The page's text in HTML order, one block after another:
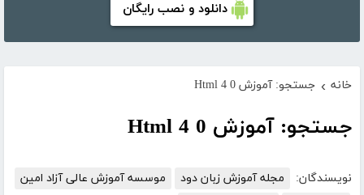
دانلود و نصب رایگان
خانه › جستجو: آموزش Html 4 0
جستجو: آموزش Html 4 0
نویسندگان: مجله آموزش زبان دود
موسسه آموزش عالی آزاد امین